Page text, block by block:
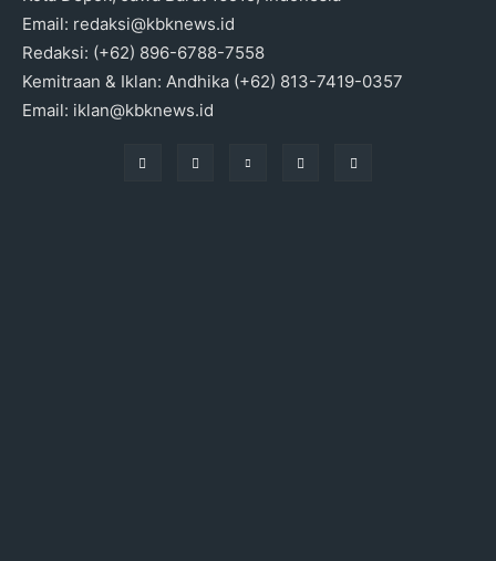
Email: redaksi@kbknews.id
Redaksi: (+62) 896-6788-7558
Kemitraan & Iklan: Andhika (+62) 813-7419-0357
Email: iklan@kbknews.id